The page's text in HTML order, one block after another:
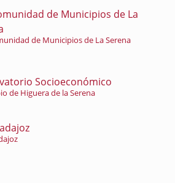
de Municipios de La
de Municipios de La Serena
Socioeconómico
de Higuera de la Serena